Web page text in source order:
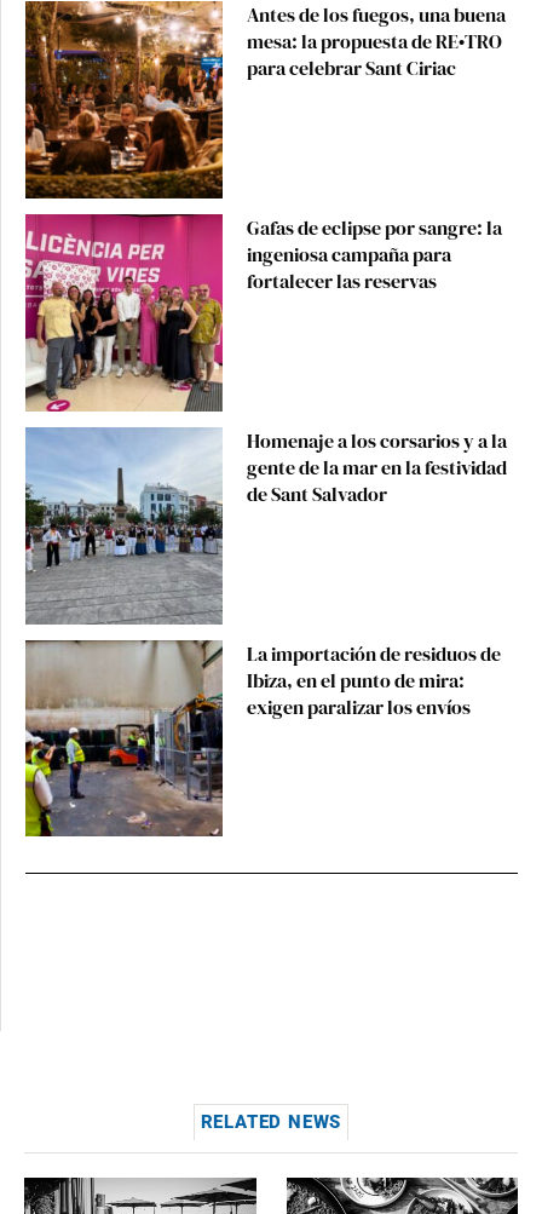
Antes de los fuegos, una buena
mesa: la propuesta de RE•TRO
para celebrar Sant Ciriac
Gafas de eclipse por sangre: la
ingeniosa campaña para
fortalecer las reservas
Homenaje a los corsarios y a la
gente de la mar en la festividad
de Sant Salvador
La importación de residuos de
Ibiza, en el punto de mira:
exigen paralizar los envíos
RELATED NEWS